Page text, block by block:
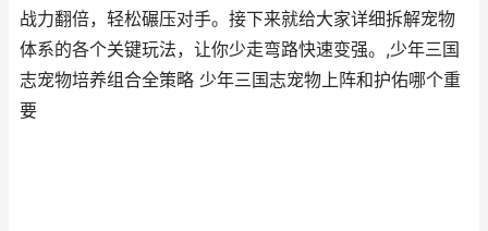
战力翻倍，轻松碾压对手。接下来就给大家详细拆解宠物
体系的各个关键玩法，让你少走弯路快速变强。,少年三国
志宠物培养组合全策略 少年三国志宠物上阵和护佑哪个重
要